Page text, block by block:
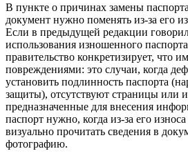
В пункте о причинах замены
документ нужно поменять из-за его
Если в предыдущей редакции
использования изношенного
правительство конкретизирует, что
повреждениями: это случаи, когда
установить подлинность паспорта
защиты), отсутствуют страницы или
предназначенные для внесения
паспорт нужно, когда из-за его
визуально прочитать сведения в
фотографию.